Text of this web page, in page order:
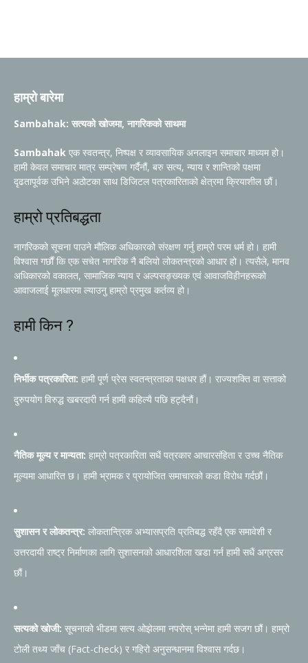
हाम्रो बारेमा
Sambahak: सत्यको खोजमा, नागरिकको साथमा
Sambahak एक स्वतन्त्र, निष्पक्ष र व्यावसायिक अनलाइन समाचार माध्यम हो।
हामी केवल समाचार मात्र सम्प्रेषण गर्दैनौं, बरु सत्य, न्याय र शान्तिको पक्षमा
दृढतापूर्वक उभिने अठोटका साथ डिजिटल पत्रकारिताको क्षेत्रमा क्रियाशील छौं।
हाम्रो प्रतिबद्धता
नागरिकको सूचना पाउने मौलिक अधिकारको संरक्षण गर्नु हाम्रो परम धर्म हो। हामी
विश्वास गर्छौं कि एक सचेत नागरिक नै बलियो लोकतन्त्रको आधार हो। त्यसैले, मानव
अधिकारको वकालत, सामाजिक न्याय र अल्पसङ्ख्यक एवं आवाजविहीनहरूको
आवाजलाई मूलधारमा ल्याउनु हाम्रो प्रमुख कर्तव्य हो।
हामी किन ?
निर्भीक पत्रकारिता: हामी पूर्ण प्रेस स्वतन्त्रताका पक्षधर हौं। राज्यशक्ति वा सत्ताको
दुरुपयोग विरुद्ध खबरदारी गर्न हामी कहिल्यै पछि हट्दैनौं।
नैतिक मूल्य र मान्यता: हाम्रो पत्रकारिता सधैं पत्रकार आचारसंहिता र उच्च नैतिक
मूल्यमा आधारित छ। हामी भ्रामक र प्रायोजित समाचारको कडा विरोध गर्दछौं।
सुशासन र लोकतन्त्र: लोकतान्त्रिक अभ्यासप्रति प्रतिबद्ध रहँदै एक समावेशी र
उत्तरदायी राष्ट्र निर्माणका लागि सुशासनको आधारशिला खडा गर्न हामी सधैं अग्रसर
छौं।
सत्यको खोजी: सूचनाको भीडमा सत्य ओझेलमा नपरोस् भन्नेमा हामी सजग छौं। हाम्रो
टोली तथ्य जाँच (Fact-check) र गहिरो अनुसन्धानमा विश्वास गर्दछ।